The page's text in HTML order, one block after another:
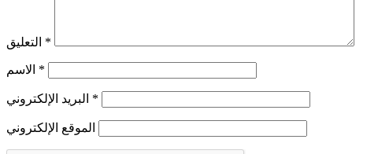
*
*
*
الموقع الإلكتروني